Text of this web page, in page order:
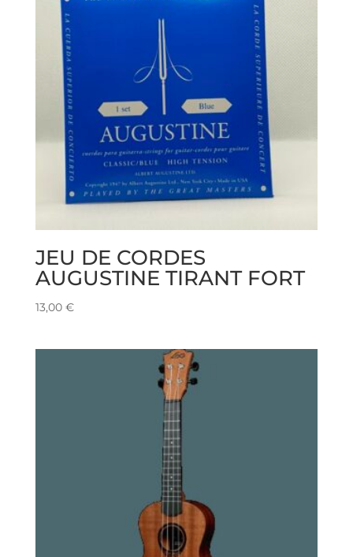
JEU DE CORDES
AUGUSTINE TIRANT FORT
13,00 €